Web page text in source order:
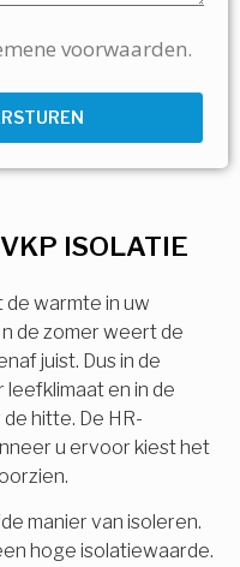
ISOLATIE
de warmte in uw
de zomer weert de
juist. Dus in de
en in de
hitte. De HR-
u ervoor kiest het
manier van isoleren.
hoge isolatiewaarde.
voorwaarden.